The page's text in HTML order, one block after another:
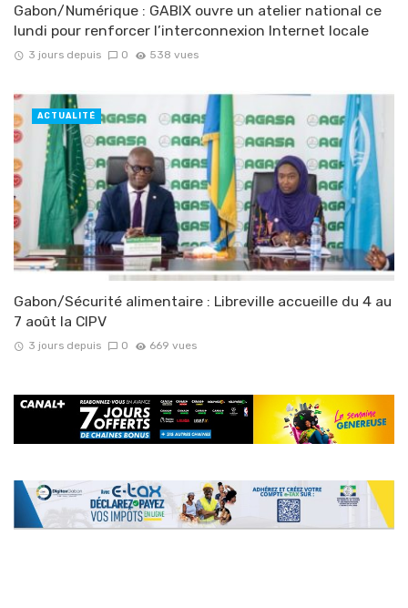
Gabon/Numérique : GABIX ouvre un atelier national ce
lundi pour renforcer l’interconnexion Internet locale
3 jours depuis 0 538 vues
Gabon/Sécurité alimentaire : Libreville accueille du 4 au
7 août la CIPV
3 jours depuis 0 669 vues
ACTUALITÉ